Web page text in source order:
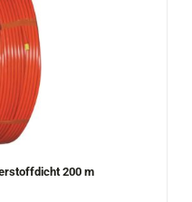
200 m